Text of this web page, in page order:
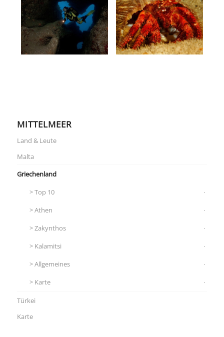
MITTELMEER
Land & Leute
Malta
Griechenland
Top 10
Athen
Zakynthos
Kalamitsi
Allgemeines
Karte
Türkei
Karte